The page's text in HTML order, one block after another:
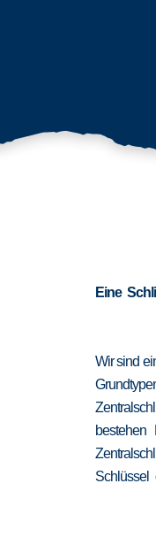
Eine
Wir sind
bestehen
Schlüssel